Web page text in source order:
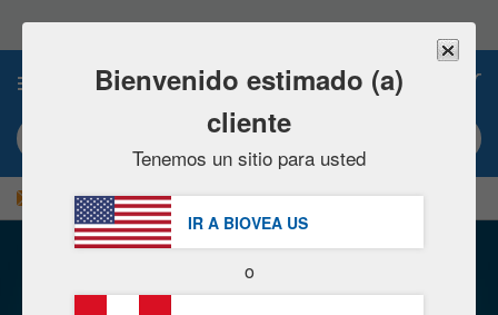
este
sitio
incluye
sistema
de Búsqueda por palabra clave o nº artículo
¡AHORRE UN 15 % AHORA! | GRATUITAEntrega S/234.00 »
Bienvenido estimado (a)
cliente
Tenemos un sitio para usted
IR A BIOVEA US
o